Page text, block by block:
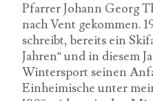
Pfarrer Johann Georg
nach Vent gekommen.
schreibt, bereits ein
Jahren“ und in diesem
Wintersport seinen
Einheimische unter